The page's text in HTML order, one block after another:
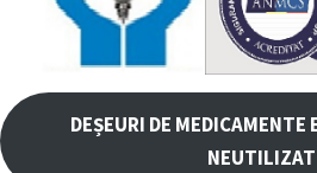
DEȘEURI DE MEDICAMENTE